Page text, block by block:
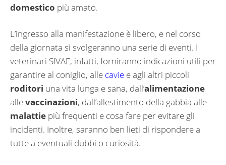
domestico più amato.
L’ingresso alla manifestazione è libero, e nel corso
della giornata si svolgeranno una serie di eventi. I
veterinari SIVAE, infatti, forniranno indicazioni utili per
garantire al coniglio, alle cavie e agli altri piccoli
roditori una vita lunga e sana, dall’alimentazione
allevaccinazioni, dall’allestimento della gabbia alle
malattie più frequenti e cosa fare per evitare gli
incidenti. Inoltre, saranno ben lieti di rispondere a
tutte a eventuali dubbi o curiosità.